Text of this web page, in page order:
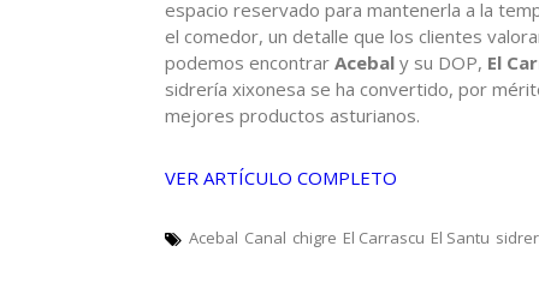
espacio reservado para mantenerla a la
el comedor, un detalle que los clientes
podemos encontrar Acebal y su DOP, El
sidrería xixonesa se ha convertido, por
mejores productos asturianos.
VER ARTÍCULO COMPLETO
Acebal Canal chigre El Carrascu El Santu